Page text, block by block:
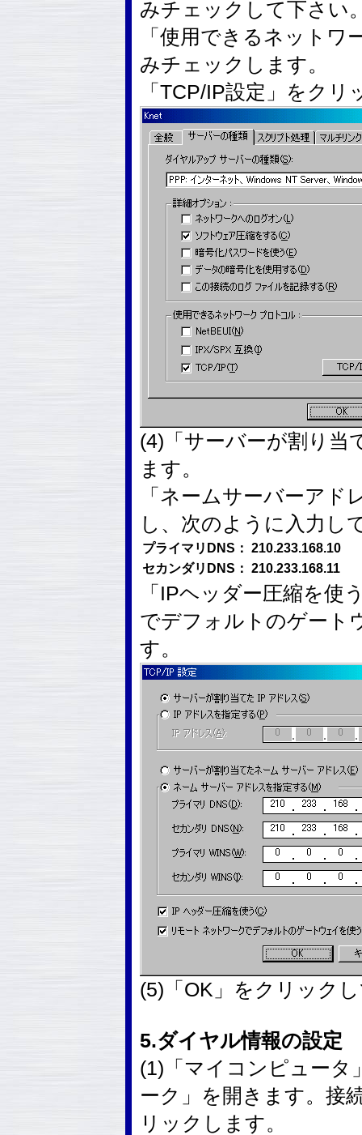
みチェックして下さい
「使用できるネット
みチェックします。
「TCP/IP設定」をクリ
(4)「サーバーが割り当
ます。
「ネームサーバーア
し、次のように入力し
プライマリDNS： 210.233.168.10
セカンダリDNS： 210.233.168.11
「IPヘッダー圧縮を使
でデフォルトのゲート
す。
(5)「OK」をクリック
5.ダイヤル情報の設定
(1)「マイコンピュー
ーク」を開きます。接
リックします。